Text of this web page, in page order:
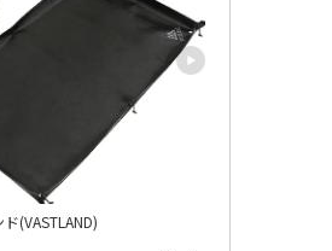
(VASTLAND)